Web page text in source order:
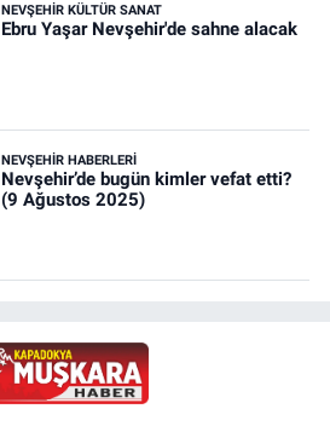
NEVŞEHIR KÜLTÜR SANAT
Ebru Yaşar Nevşehir'de sahne alacak
NEVŞEHIR HABERLERI
Nevşehir’de bugün kimler vefat etti?
(9 Ağustos 2025)